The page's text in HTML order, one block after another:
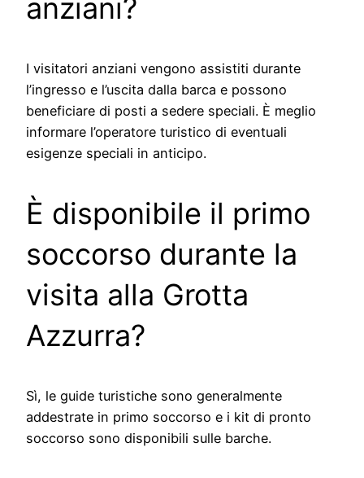
anziani?
I visitatori anziani vengono assistiti durante
l’ingresso e l’uscita dalla barca e possono
beneficiare di posti a sedere speciali. È meglio
informare l’operatore turistico di eventuali
esigenze speciali in anticipo.
È disponibile il primo
soccorso durante la
visita alla Grotta
Azzurra?
Sì, le guide turistiche sono generalmente
addestrate in primo soccorso e i kit di pronto
soccorso sono disponibili sulle barche.